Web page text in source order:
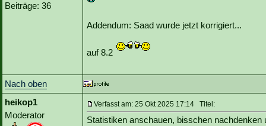
Beiträge: 36
Addendum: Saad wurde jetzt korrigiert...
auf 8.2
Nach oben
heikop1
Moderator
Verfasst am: 25 Okt 2025 17:14 Titel:
Statistiken anschauen, bisschen